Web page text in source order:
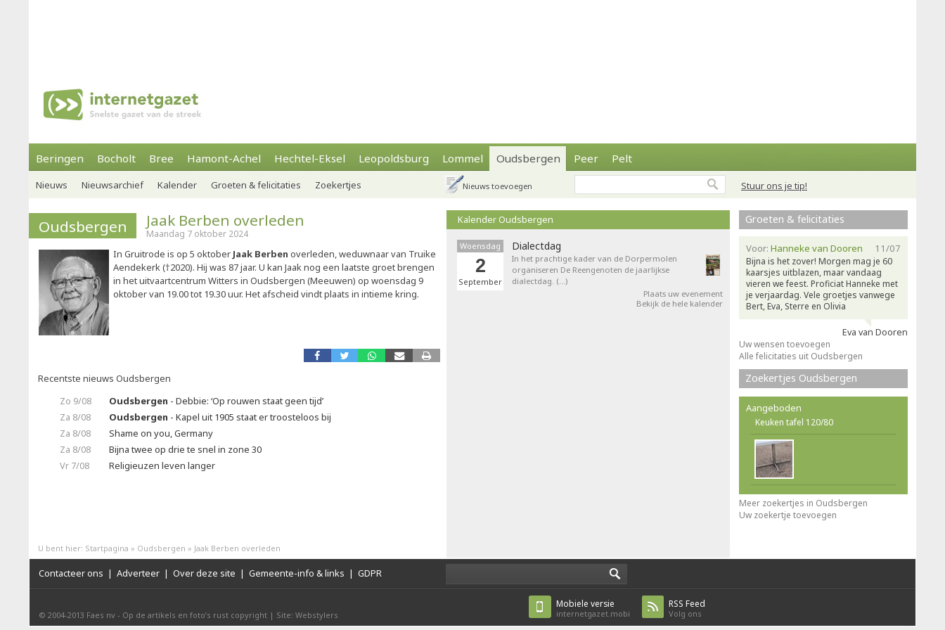
Beringen Bocholt Bree Hamont-Achel Hechtel-Eksel Leopoldsburg Lommel Oudsbergen Peer Pelt
Stuur ons je tip!
Nieuws Nieuwsarchief Kalender Groeten & felicitaties Zoekertjes Nieuws toevoegen
Oudsbergen Jaak Berben overleden
Maandag 7 oktober 2024
In Gruitrode is op 5 oktober Jaak Berben overleden, weduwnaar van Truike
Aendekerk (†2020). Hij was 87 jaar. U kan Jaak nog een laatste groet brengen
in het uitvaartcentrum Witters in Oudsbergen (Meeuwen) op woensdag 9
oktober van 19.00 tot 19.30 uur. Het afscheid vindt plaats in intieme kring.
Recentste nieuws Oudsbergen
Zo 9/08
Oudsbergen - Debbie: ‘Op rouwen staat geen tijd’
Za 8/08
Oudsbergen - Kapel uit 1905 staat er troosteloos bij
Za 8/08
Shame on you, Germany
Za 8/08
Bijna twee op drie te snel in zone 30
Vr 7/08
Religieuzen leven langer
Kalender Oudsbergen
Woensdag
2
September
Dialectdag
In het prachtige kader van de Dorpermolen
organiseren De Reengenoten de jaarlijkse
dialectdag. (…)
Plaats uw evenement
Bekijk de hele kalender
Groeten & felicitaties
11/07
Voor: Hanneke van Dooren
Bijna is het zover! Morgen mag je 60
kaarsjes uitblazen, maar vandaag
vieren we feest. Proficiat Hanneke met
je verjaardag. Vele groetjes vanwege
Bert, Eva, Sterre en Olivia
Eva van Dooren
Uw wensen toevoegen
Alle felicitaties uit Oudsbergen
Zoekertjes Oudsbergen
Aangeboden
Keuken tafel 120/80
Meer zoekertjes in Oudsbergen
Uw zoekertje toevoegen
U bent hier: Startpagina » Oudsbergen » Jaak Berben overleden
Contacteer ons | Adverteer | Over deze site | Gemeente-info & links | GDPR
© 2004-2013 Faes nv - Op de artikels en foto’s rust copyright | Site: Webstylers
RSS Feed
Volg ons
Mobiele versie
internetgazet.mobi